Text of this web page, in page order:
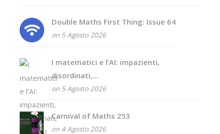
Double Maths First Thing: Issue 64
on 5 Agosto 2026
I matematici e l’AI: impazienti,
disordinati,...
on 5 Agosto 2026
Carnival of Maths 253
on 4 Agosto 2026